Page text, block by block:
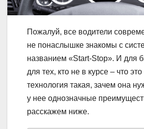
Пожалуй, все водители
не понаслышке знакомы с
названием «Start-Stop». И для
для тех, кто не в курсе – что это
технология такая, зачем она
у нее однозначные
расскажем ниже.